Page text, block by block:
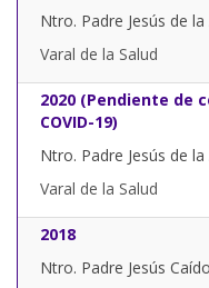
Ntro. Padre Jesús de
Varal de la Salud
2020 (Pendiente de
COVID-19)
Ntro. Padre Jesús de
Varal de la Salud
2018
Ntro. Padre Jesús Caído